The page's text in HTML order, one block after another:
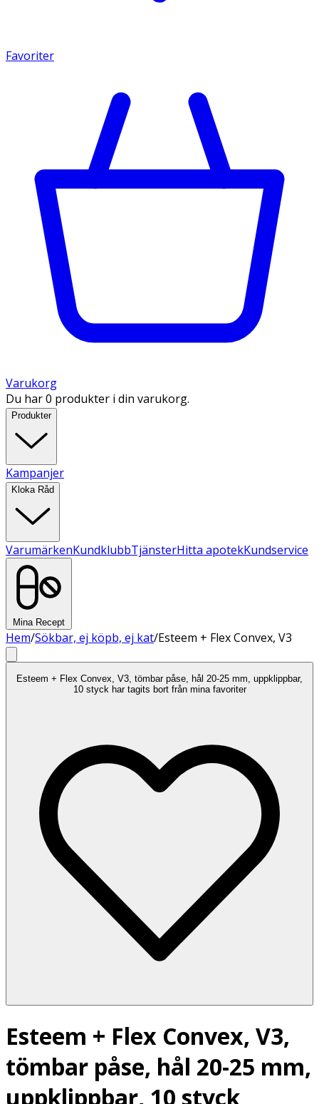
Favoriter
Varukorg
Du har 0 produkter i din varukorg.
Produkter
Kampanjer
Kloka Råd
VarumärkenKundklubbTjänsterHitta apotekKundservice
Mina Recept
Hem/Sökbar, ej köpb, ej kat/Esteem + Flex Convex, V3
Esteem + Flex Convex, V3, tömbar påse, hål 20-25 mm, uppklippbar,
10 styck har tagits bort från mina favoriter
Esteem + Flex Convex, V3,
tömbar påse, hål 20-25 mm,
uppklippbar, 10 styck